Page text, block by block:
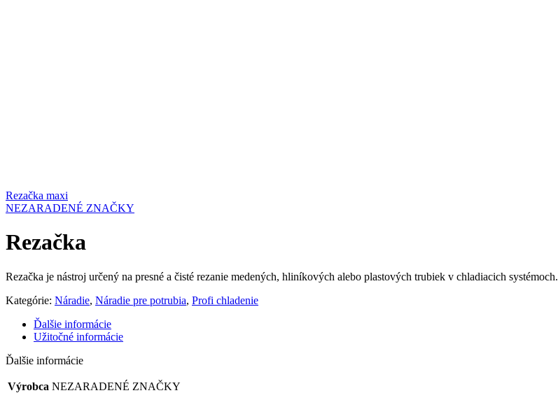
Rezačka maxi
NEZARADENÉ ZNAČKY
Rezačka
Rezačka je nástroj určený na presné a čisté rezanie medených, hliníkových alebo plastových trubiek v chladiacich systémoch.
Kategórie: Náradie, Náradie pre potrubia, Profi chladenie
Ďalšie informácie
Užitočné informácie
Ďalšie informácie
Výrobca NEZARADENÉ ZNAČKY